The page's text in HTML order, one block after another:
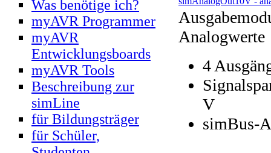
Was benötige ich?
myAVR Programmer
myAVR
Entwicklungsboards
myAVR Tools
Beschreibung zur
simLine
für Bildungsträger
für Schüler,
Analogwerte
4
V
simBus-